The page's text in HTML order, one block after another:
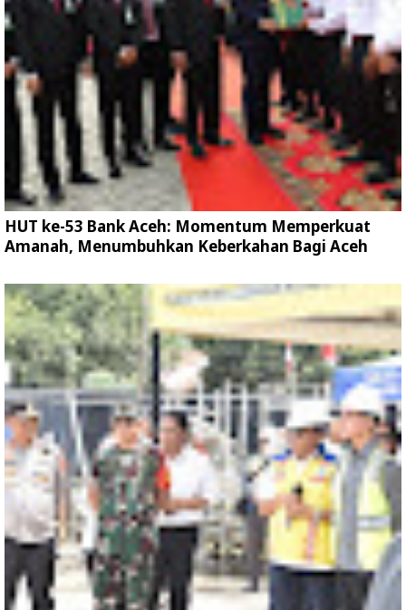
HUT ke-53 Bank Aceh: Momentum Memperkuat
Amanah, Menumbuhkan Keberkahan Bagi Aceh